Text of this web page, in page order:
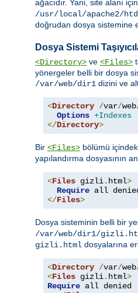
ağacıdır. Yani, site alanı
/usr/local/apache2/
doğrudan dosya sistemine
Dosya Sistemi
<Directory> ve <Files>
yönergeler belli bir dosya
/var/web/dir1 dizini ve
<Directory /var/web
Options +Indexes
</Directory>
Bir <Files> bölümü
yapılandırma dosyasının
<Files gizli. html>
Require
</Files>
Dosya sisteminin belli bir
/var/web/dir1/
gizli.html dosyalarına
<Directory /var/web
<Files gizli. html>
Require all denied